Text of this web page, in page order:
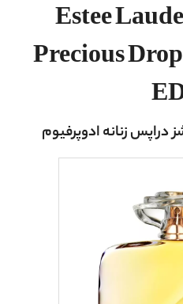
Estee
Precious
دراپس زنانه ادوپرفیوم